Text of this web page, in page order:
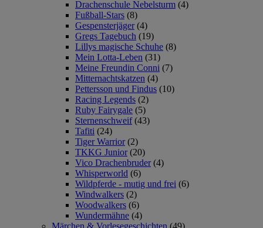
Drachenschule Nebelsturm (4)
Fußball-Stars (8)
Gespensterjäger (4)
Gregs Tagebuch (19)
Lillys magische Schuhe (8)
Mein Lotta-Leben (31)
Meine Freundin Conni (7)
Mitternachtskatzen (4)
Pettersson und Findus (10)
Racing Legends (2)
Ruby Fairygale (5)
Sternenschweif (43)
Tafiti (24)
Tiger Warrior (2)
TKKG Junior (20)
Vico Drachenbruder (4)
Whisperworld (6)
Wildpferde - mutig und frei (6)
Windwalkers (2)
Woodwalkers (6)
Wundermähne (4)
Märchen & Vorlesegeschichten (49)